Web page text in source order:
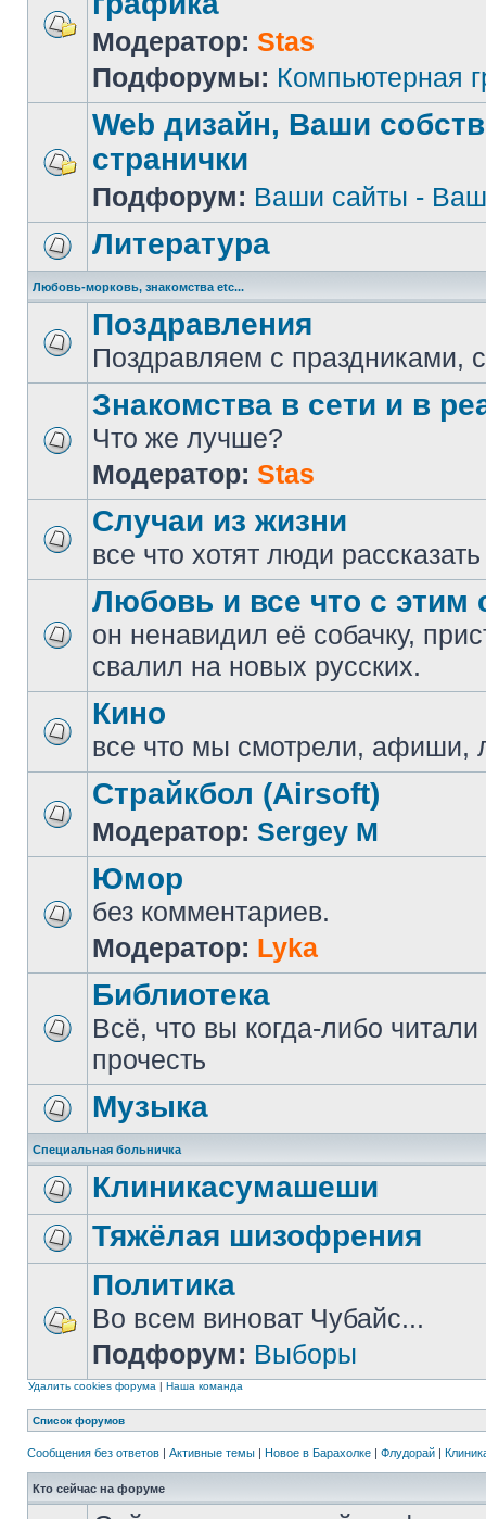
Модератор: Stas
Подфорумы: Компьютерная
Web дизайн, Ваши
странички
Подфорум: Ваши сайты -
Литература
Любовь-морковь, знакомства etc...
Поздравления
Поздравляем с праздниками,
Знакомства в сети и в
Что же лучше?
Модератор: Stas
Случаи из жизни
все что хотят люди
Любовь и все что с этим
он ненавидил её собачку,
свалил на новых русских.
Кино
все что мы смотрели, афиши,
Страйкбол (Airsoft)
Модератор: Sergey M
Юмор
без комментариев.
Модератор: Lyka
Библиотека
Всё, что вы когда-либо
прочесть
Музыка
Специальная больничка
Клиникасумашеши
Тяжёлая шизофрения
Политика
Во всем виноват Чубайс...
Подфорум: Выборы
Удалить cookies форума | Наша команда
Список форумов
Сообщения без ответов | Активные темы | Новое в Барахолке | Флудорай |
Кто сейчас на форуме